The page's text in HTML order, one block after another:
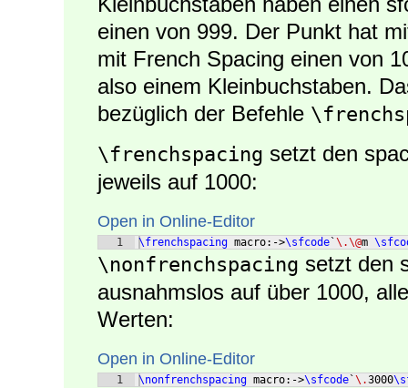
einen von 999. Der Punkt hat
mit French Spacing einen von
also einem Kleinbuchstaben.
bezüglich der Befehle
\frenchspacing setzt den
jeweils auf 1000:
Open in Online-Editor
1 \frenchspacing macro:->\sfcode `\.\@m
\nonfrenchspacing setzt den
ausnahmslos auf über 1000,
Werten:
Open in Online-Editor
1 \nonfrenchspacing macro:->\sfcode `\.3000